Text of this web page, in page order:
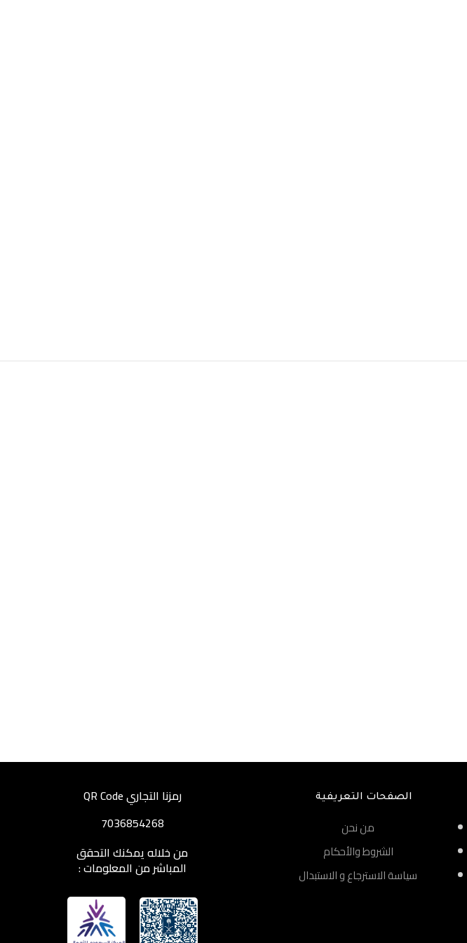
الصفحات التعريفية
من نحن
الشروط والأحكام
سياسة الاسترجاع و الاستبدال
رمزنا التجاري QR Code
7036854268
من خلاله يمكنك التحقق
المباشر من المعلومات :